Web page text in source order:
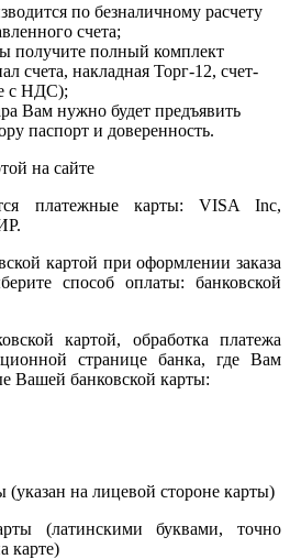
по безналичному расчету
счета;
получите полный комплект
счета, накладная Торг-12, счет-
с НДС);
Вам нужно будет предъявить
паспорт и доверенность.
на сайте
платежные карты: VISA Inc,
картой при оформлении заказа
способ оплаты: банковской
картой, обработка платежа
странице банка, где Вам
Вашей банковской карты:
(указан на лицевой стороне карты)
(латинскими буквами, точно
карте)